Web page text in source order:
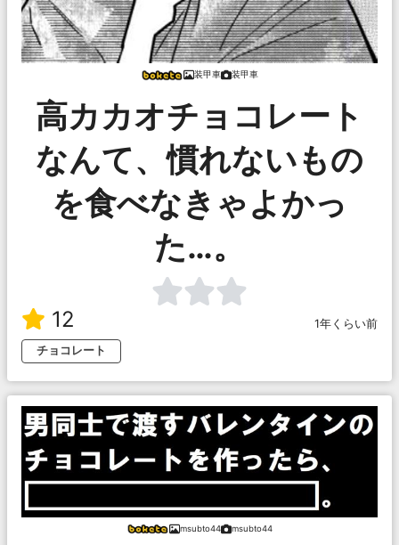
装甲車 装甲車
高カカオチョコレート
なんて、慣れないもの
を食べなきゃよかっ
た…。
12
1年くらい前
チョコレート
msubto44 msubto44